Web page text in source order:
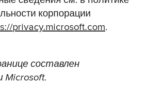
корпорации
privacy.microsoft.com.
составлен
Microsoft.